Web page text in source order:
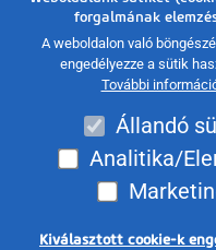
forgalmának
A weboldalon való
engedélyezze a sütik
További
Állandó
Analitika/
Kiválasztott cookie-k
ROVATOK
A MISKOLC TV